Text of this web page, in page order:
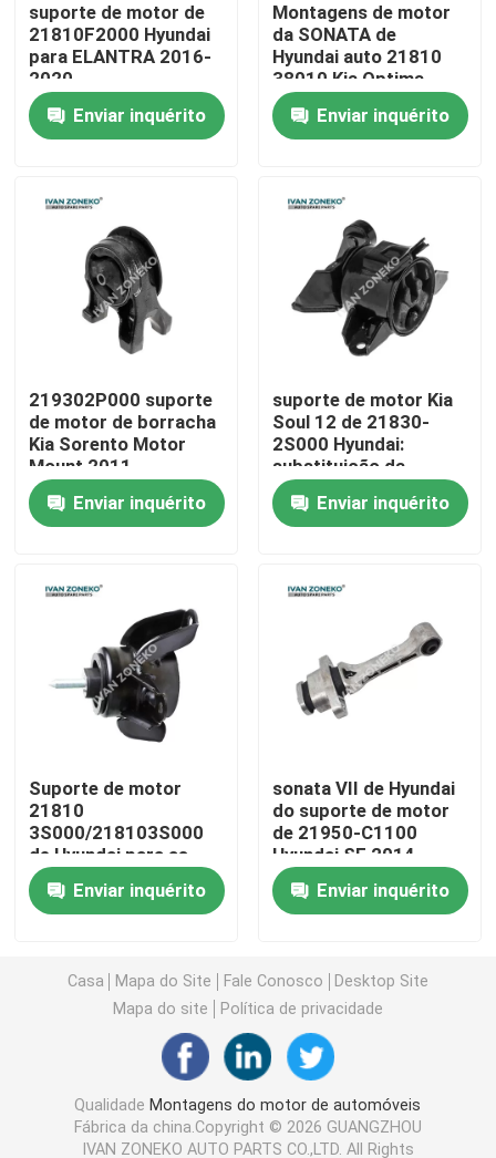
Casa
Produtos
Programa de RV
Sobre nós
Controle de qualidade
Contate-nos
Casos
Montagens do motor de automóveis
Suporte de motor traseiro
Suporte de motor de borracha
Suporte da montagem de motor
Braço de controle da suspensão
Relação da barra do estabilizador
suporte de motor de
21810F2000 Hyundai
para ELANTRA 2016-
2020
Enviar inquérito
Montagens de motor
da SONATA de
Hyundai auto 21810
38010 Kia Optima
Motor Mounts
Enviar inquérito
219302P000 suporte
de motor de borracha
Kia Sorento Motor
Mount 2011
Enviar inquérito
suporte de motor Kia
Soul 12 de 21830-
2S000 Hyundai:
substituição da
montagem de 2011 -
2013 motores
Enviar inquérito
Suporte de motor
21810
3S000/218103S000
de Hyundai para as
CADÊNCIAS 2010-
2015 de KIA
Enviar inquérito
sonata VII de Hyundai
do suporte de motor
de 21950-C1100
Hyundai SE 2014
Enviar inquérito
Casa Mapa do Site Fale Conosco
Desktop Site
Mapa do site
Política de privacidade
Qualidade Montagens do motor de automóveis
Fábrica da china.Copyright © 2026 GUANGZHOU
IVAN ZONEKO AUTO PARTS CO.,LTD. All Rights